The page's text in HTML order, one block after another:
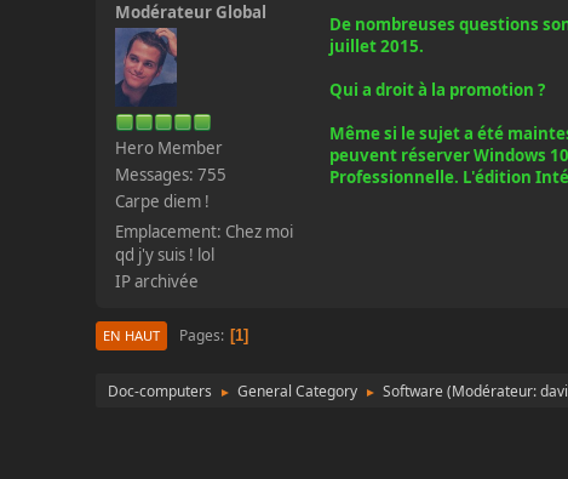
Modérateur Global
Hero Member
Messages: 755
Carpe diem !
Emplacement: Chez moi
qd j'y suis ! lol
IP archivée
De nombreuses questions
juillet 2015.
Qui a droit à la promotion ?
Même si le sujet a été
peuvent réserver Windows
Professionnelle. L'édition
EN HAUT Pages 1
Doc-computers ► General Category ► Software (Modérateur: